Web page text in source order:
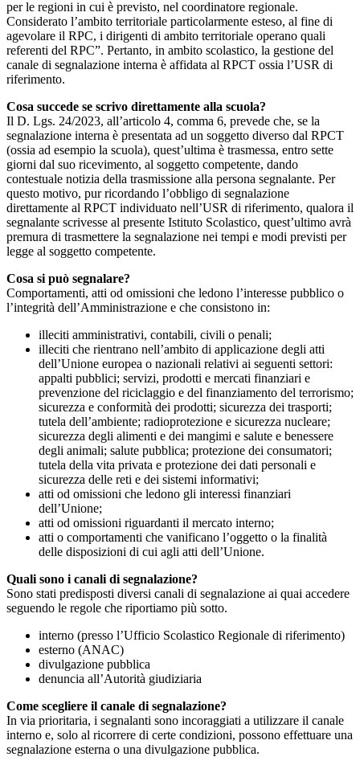
per le regioni in cui è previsto, nel coordinatore regionale.
Considerato l’ambito territoriale particolarmente esteso, al fine di
agevolare il RPC, i dirigenti di ambito territoriale operano quali
referenti del RPC”. Pertanto, in ambito scolastico, la gestione del
canale di segnalazione interna è affidata al RPCT ossia l’USR di
riferimento.
Cosa succede se scrivo direttamente alla scuola?
Il D. Lgs. 24/2023, all’articolo 4, comma 6, prevede che, se la
segnalazione interna è presentata ad un soggetto diverso dal RPCT
(ossia ad esempio la scuola), quest’ultima è trasmessa, entro sette
giorni dal suo ricevimento, al soggetto competente, dando
contestuale notizia della trasmissione alla persona segnalante. Per
questo motivo, pur ricordando l’obbligo di segnalazione
direttamente al RPCT individuato nell’USR di riferimento, qualora il
segnalante scrivesse al presente Istituto Scolastico, quest’ultimo avrà
premura di trasmettere la segnalazione nei tempi e modi previsti per
legge al soggetto competente.
Cosa si può segnalare?
Comportamenti, atti od omissioni che ledono l’interesse pubblico o
l’integrità dell’Amministrazione e che consistono in:
illeciti amministrativi, contabili, civili o penali;
illeciti che rientrano nell’ambito di applicazione degli atti
dell’Unione europea o nazionali relativi ai seguenti settori:
appalti pubblici; servizi, prodotti e mercati finanziari e
prevenzione del riciclaggio e del finanziamento del terrorismo;
sicurezza e conformità dei prodotti; sicurezza dei trasporti;
tutela dell’ambiente; radioprotezione e sicurezza nucleare;
sicurezza degli alimenti e dei mangimi e salute e benessere
degli animali; salute pubblica; protezione dei consumatori;
tutela della vita privata e protezione dei dati personali e
sicurezza delle reti e dei sistemi informativi;
atti od omissioni che ledono gli interessi finanziari
dell’Unione;
atti od omissioni riguardanti il mercato interno;
atti o comportamenti che vanificano l’oggetto o la finalità
delle disposizioni di cui agli atti dell’Unione.
Quali sono i canali di segnalazione?
Sono stati predisposti diversi canali di segnalazione ai quai accedere
seguendo le regole che riportiamo più sotto.
interno (presso l’Ufficio Scolastico Regionale di riferimento)
esterno (ANAC)
divulgazione pubblica
denuncia all’Autorità giudiziaria
Come scegliere il canale di segnalazione?
In via prioritaria, i segnalanti sono incoraggiati a utilizzare il canale
interno e, solo al ricorrere di certe condizioni, possono effettuare una
segnalazione esterna o una divulgazione pubblica.